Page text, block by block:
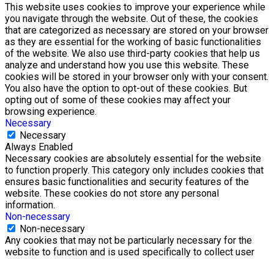
This website uses cookies to improve your experience while
you navigate through the website. Out of these, the cookies
that are categorized as necessary are stored on your browser
as they are essential for the working of basic functionalities
of the website. We also use third-party cookies that help us
analyze and understand how you use this website. These
cookies will be stored in your browser only with your consent.
You also have the option to opt-out of these cookies. But
opting out of some of these cookies may affect your
browsing experience.
Necessary
Necessary
Always Enabled
Necessary cookies are absolutely essential for the website
to function properly. This category only includes cookies that
ensures basic functionalities and security features of the
website. These cookies do not store any personal
information.
Non-necessary
Non-necessary
Any cookies that may not be particularly necessary for the
website to function and is used specifically to collect user